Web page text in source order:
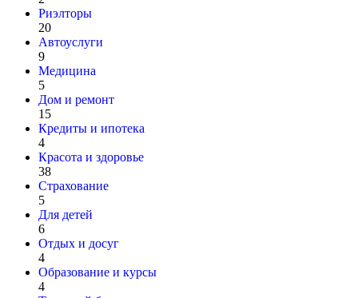
Риэлторы
20
Автоуслуги
9
Медицина
5
Дом и ремонт
15
Кредиты и ипотека
4
Красота и здоровье
38
Страхование
5
Для детей
6
Отдых и досуг
4
Образование и курсы
4